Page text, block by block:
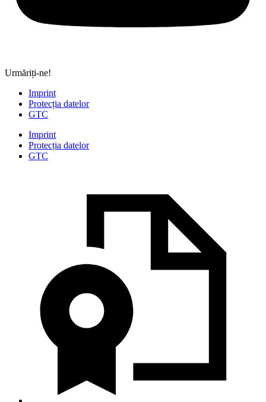
Urmăriți-ne!
Imprint
Protecția datelor
GTC
Imprint
Protecția datelor
GTC